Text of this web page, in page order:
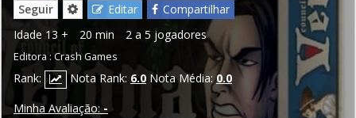
Seguir Editar
Compartilhar
Idade 13 + 20 min 2 a 5 jogadores
Editora :Crash Games
Rank: Nota Rank: 6.0 Nota Média:0.0
Minha Avaliação: -